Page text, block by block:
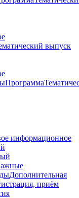
выпуск
Программа
информационное
Дополнительная
приём